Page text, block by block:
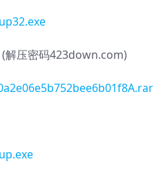
解压密码423down.com)